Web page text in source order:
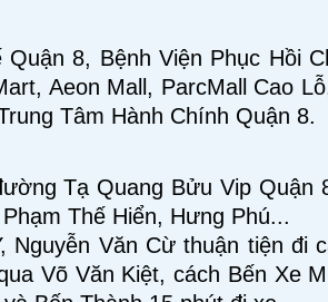
Quận 8, Bệnh Viện Phục Hồi
Aeon Mall, ParcMall Cao
Tâm Hành Chính Quận 8.
Tạ Quang Bửu Vip Quận
Thế Hiển, Hưng Phú...
Nguyễn Văn Cừ thuận tiện đi
Võ Văn Kiệt, cách Bến Xe